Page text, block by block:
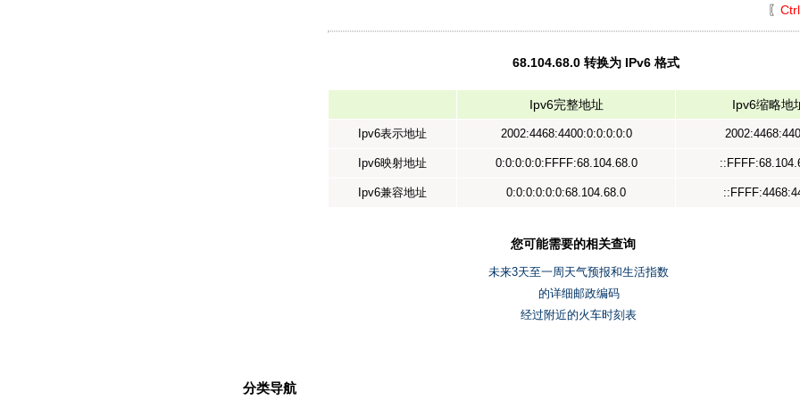
〖
68.104.68.0 转换为 IPv6 格式
Ipv6完整地址 Ipv6缩略地
Ipv6表示地址 2002:4468:4400:0:0:0:0:0
Ipv6映射地址 0:0:0:0:0:FFFF:68.104.68.0
Ipv6兼容地址 0:0:0:0:0:0:68.104.68.0
您可能需要的相关查询
未来3天至一周天气预报和生活指数
的详细邮政编码
经过附近的火车时刻表
分类导航